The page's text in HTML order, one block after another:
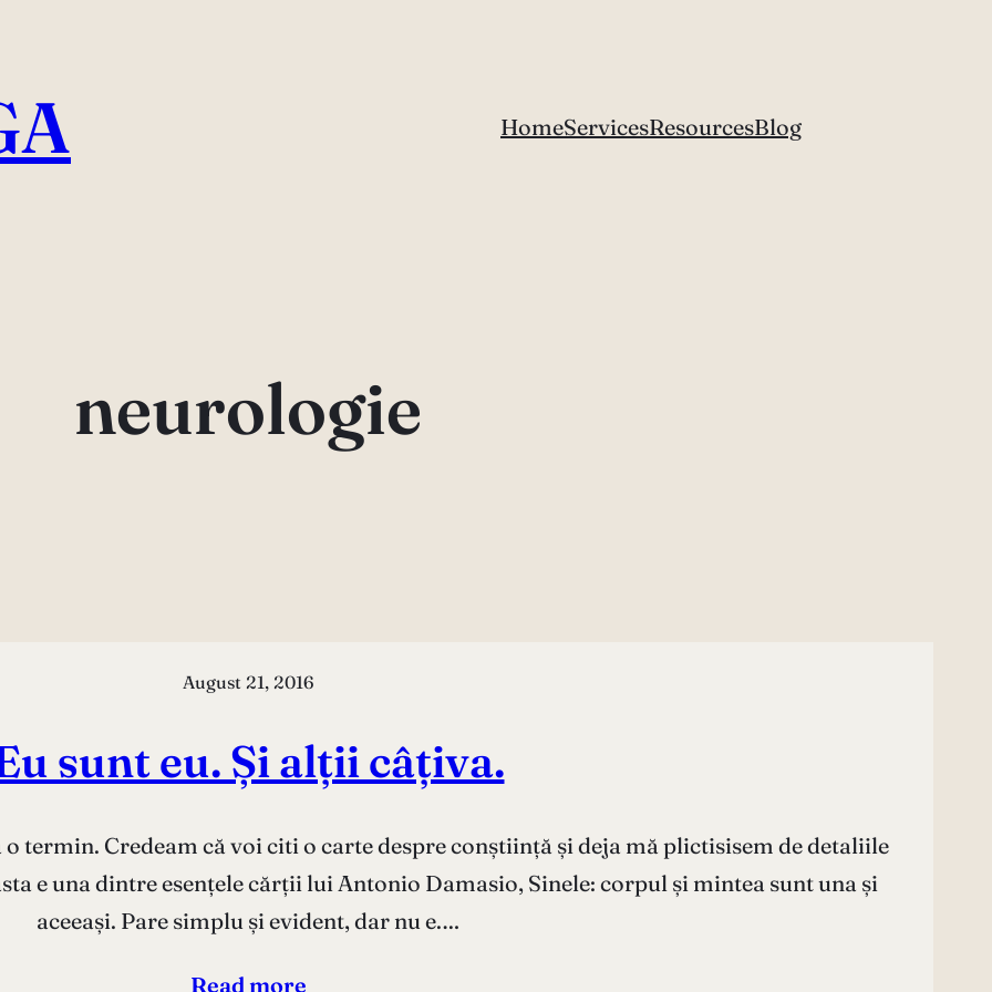
HomeServicesResourcesBlog
neurologie
August 21, 2016
sunt eu. Și alții câțiva.
o termin. Credeam că voi citi o carte despre conștiință și deja mă plictisisem de detaliile
e una dintre esențele cărții lui Antonio Damasio, Sinele: corpul și mintea sunt una și
aceeași. Pare simplu și evident, dar nu e.…
Read more